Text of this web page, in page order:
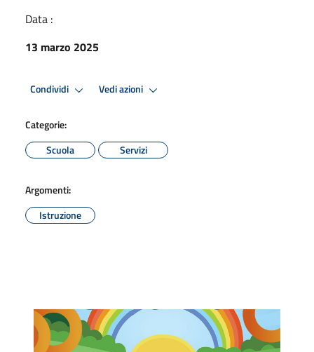
Data :
13 marzo 2025
Condividi Vedi azioni
Categorie:
Scuola
Servizi
Argomenti:
Istruzione